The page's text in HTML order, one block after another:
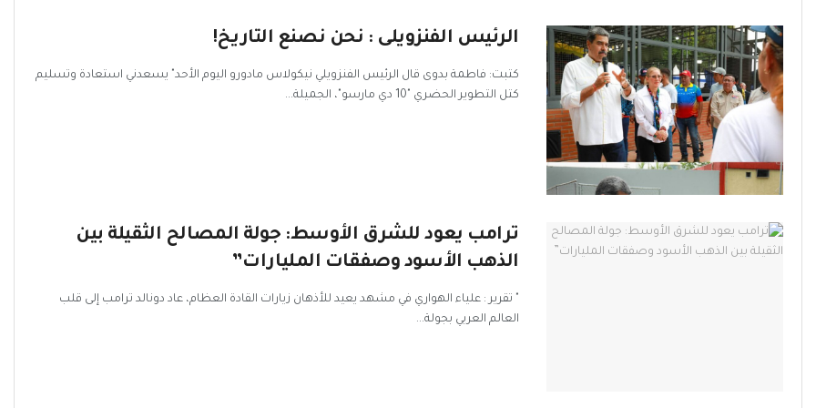
الرئيس الفنزويلى : نحن نصنع التاريخ!
كتبت: فاطمة بدوى قال الرئيس الفنزويلي نيكولاس مادورو اليوم الأحد" يسعدني استعادة وتسليم
كتل التطوير الحضري "10 دي مارسو"، الجميلة...
ترامب يعود للشرق الأوسط: جولة المصالح الثقيلة بين
الذهب الأسود وصفقات المليارات”
" تقرير : علياء الهواري في مشهد يعيد للأذهان زيارات القادة العظام، عاد دونالد ترامب إلى قلب
العالم العربي بجولة...